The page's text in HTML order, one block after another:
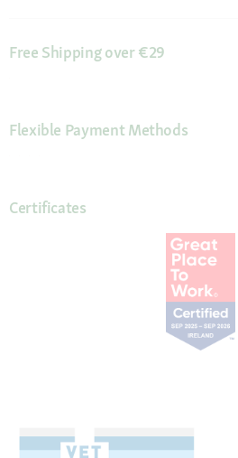
Free Shipping over €29
Flexible Payment Methods
Certificates